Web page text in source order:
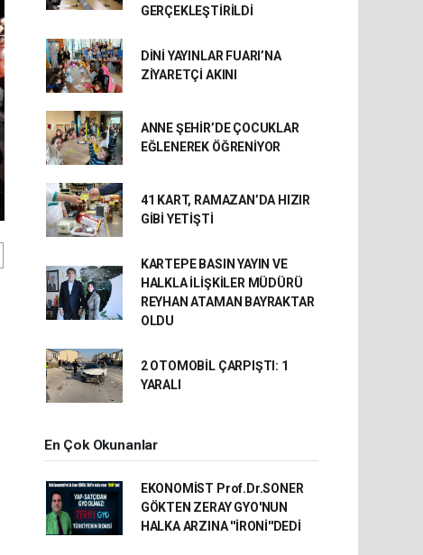
GERÇEKLEŞTİRİLDİ
DİNİ YAYINLAR FUARI’NA
ZİYARETÇİ AKINI
ANNE ŞEHİR’DE ÇOCUKLAR
EĞLENEREK ÖĞRENİYOR
41 KART, RAMAZAN’DA HIZIR
GİBİ YETİŞTİ
KARTEPE BASIN YAYIN VE
HALKLA İLİŞKİLER MÜDÜRÜ
REYHAN ATAMAN BAYRAKTAR
OLDU
2 OTOMOBİL ÇARPIŞTI: 1
YARALI
En Çok Okunanlar
EKONOMİST Prof.Dr.SONER
GÖKTEN ZERAY GYO'NUN
HALKA ARZINA ''İRONİ''DEDİ